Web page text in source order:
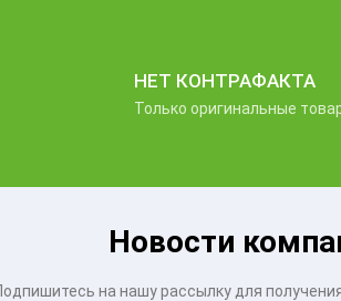
НЕТ КОНТРАФАКТА
Только оригинальные
Новости
на нашу рассылку для